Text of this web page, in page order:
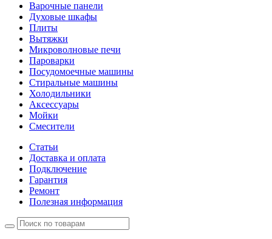
Варочные панели
Духовые шкафы
Плиты
Вытяжки
Микроволновые печи
Пароварки
Посудомоечные машины
Стиральные машины
Холодильники
Аксессуары
Мойки
Cмесители
Статьи
Доставка и оплата
Подключение
Гарантия
Ремонт
Полезная информация